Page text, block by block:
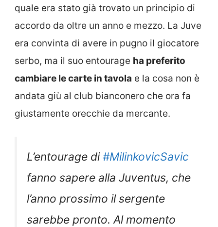
quale era stato già trovato un principio di
accordo da oltre un anno e mezzo. La Juve
era convinta di avere in pugno il giocatore
serbo, ma il suo entourage ha preferito
cambiare le carte in tavola e la cosa non è
andata giù al club bianconero che ora fa
giustamente orecchie da mercante.
L’entourage di#MilinkovicSavic
fanno sapere alla Juventus, che
l’anno prossimo il sergente
sarebbe pronto. Al momento